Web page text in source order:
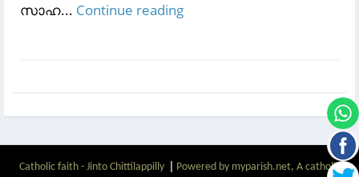
സാഹ... Continue reading
Catholic faith - Jinto Chittilappilly | Powered by myparish.net, A catholic